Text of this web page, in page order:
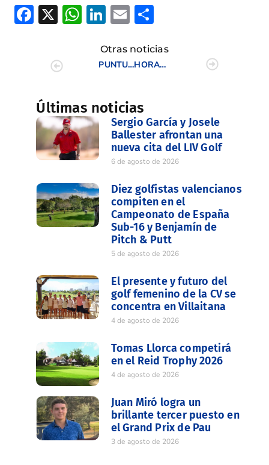
Facebook
X WhatsApp
LinkedIn
Email
Otras noticias
PUNTUABLE NACIONAL ZONA 3
HORARIO SALIDAS DOMINGO CTO.ABSOLUTO FEMENINO
Últimas noticias
Sergio García y Josele
Ballester afrontan una
nueva cita del LIV Golf
6 de agosto de 2026
Diez golfistas valencianos
compiten en el
Campeonato de España
Sub-16 y Benjamín de
Pitch & Putt
5 de agosto de 2026
El presente y futuro del
golf femenino de la CV se
concentra en Villaitana
4 de agosto de 2026
Tomas Llorca competirá
en el Reid Trophy 2026
4 de agosto de 2026
Juan Miró logra un
brillante tercer puesto en
el Grand Prix de Pau
3 de agosto de 2026